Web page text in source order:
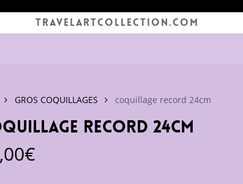
TRAVELARTCOLLECTION.COM
GROS COQUILLAGES coquillage record 24cm
record 24cm
€